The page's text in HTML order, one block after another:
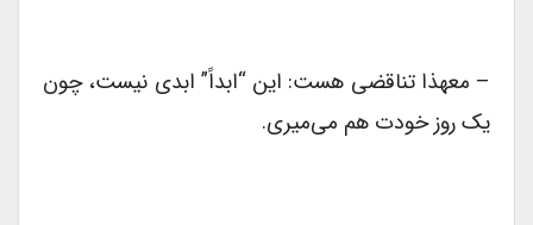
– معهذا تناقضی‌‌ هست: این “ابداً” ابدی نیست، چون
یک روز خودت هم می‌میری.